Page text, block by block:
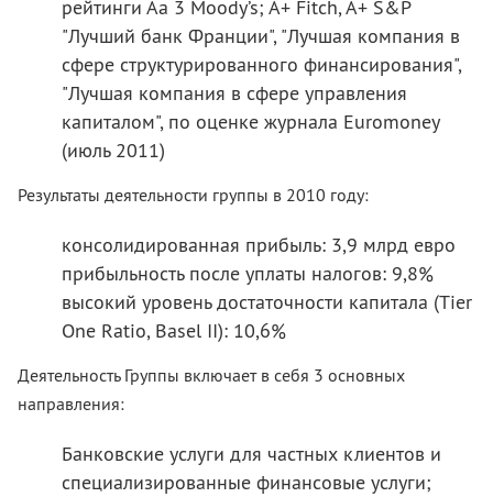
рейтинги Аа 3 Moody’s; A+ Fitch, A+ S&P
"Лучший банк Франции", "Лучшая компания в
сфере структурированного финансирования",
"Лучшая компания в сфере управления
капиталом", по оценке журнала Euromoney
(июль 2011)
Результаты деятельности группы в 2010 году:
консолидированная прибыль: 3,9 млрд евро
прибыльность после уплаты налогов: 9,8%
высокий уровень достаточности капитала (Tier
One Ratio, Basel II): 10,6%
Деятельность Группы включает в себя 3 основных
направления:
Банковские услуги для частных клиентов и
специализированные финансовые услуги;